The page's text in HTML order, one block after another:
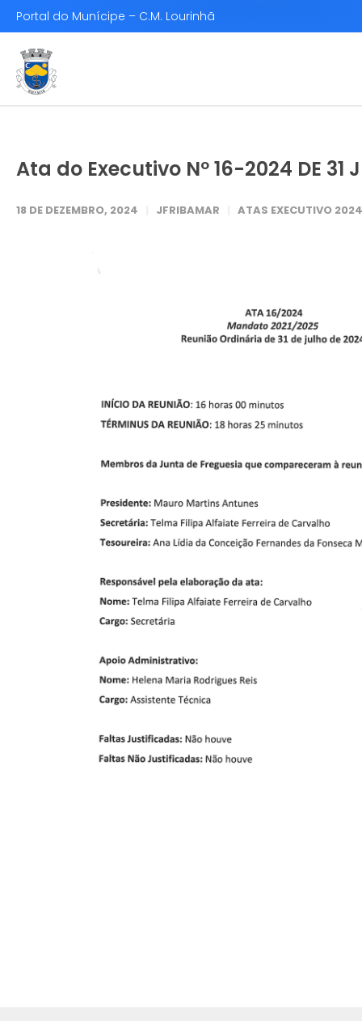
Portal do Munícipe – C.M. Lourinhã
Ata do Executivo Nº 16-2024 DE 31
18 DE DEZEMBRO, 2024 JFRIBAMAR ATAS EXECUTIVO 2024